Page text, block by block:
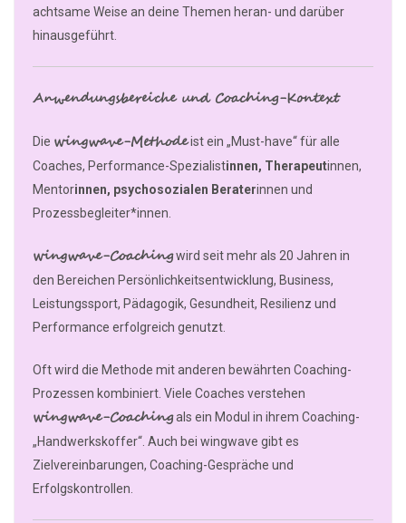
achtsame Weise an deine Themen heran- und darüber
hinausgeführt.
Anwendungsbereiche und Coaching-Kontext
Die wingwave-Methodeist ein „Must-have“ für alle
Coaches, Performance-Spezialistinnen, Therapeutinnen,
Mentorinnen, psychosozialen Beraterinnen und
Prozessbegleiter*innen.
wingwave-Coachingwird seit mehr als 20 Jahren in
den Bereichen Persönlichkeitsentwicklung, Business,
Leistungssport, Pädagogik, Gesundheit, Resilienz und
Performance erfolgreich genutzt.
Oft wird die Methode mit anderen bewährten Coaching-
Prozessen kombiniert. Viele Coaches verstehen
wingwave-Coachingals ein Modul in ihrem Coaching-
„Handwerkskoffer“. Auch bei wingwave gibt es
Zielvereinbarungen, Coaching-Gespräche und
Erfolgskontrollen.